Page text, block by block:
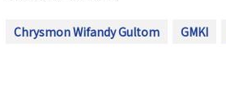
Chrysmon Wifandy Gultom GMKI